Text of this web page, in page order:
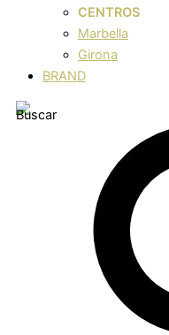
CENTROS
Marbella
Girona
BRAND